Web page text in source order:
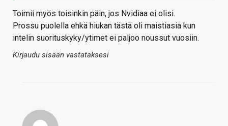
Toimii myös toisinkin päin, jos Nvidiaa ei olisi.
Prossu puolella ehkä hiukan tästä oli maistiasia kun
intelin suorituskyky/ytimet ei paljoo noussut vuosiin.
Kirjaudu sisään vastataksesi